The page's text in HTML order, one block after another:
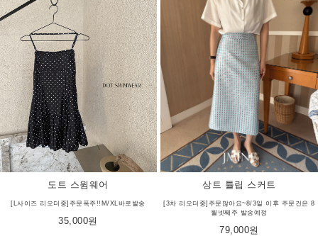
도트 스윔웨어
[L사이즈 리오더중]주문폭주!!M/XL바로발송
35,000원
상트 튤립 스커트
[3차 리오더중]주문많아요~8/3일 이후 주문건은 8
월넷째주 발송예정
79,000원